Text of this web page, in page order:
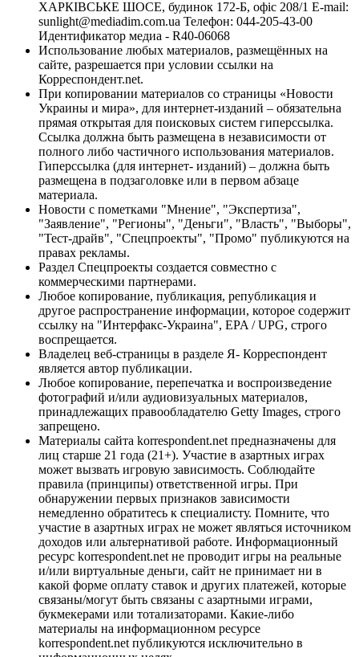
ХАРКІВСЬКЕ ШОСЕ, будинок 172-Б, офіс 208/1 E-mail:
sunlight@mediadim.com.ua Телефон: 044-205-43-00
Идентификатор медиа - R40-06068
Использование любых материалов, размещённых на
сайте, разрешается при условии ссылки на
Корреспондент.net.
При копировании материалов со страницы «Новости
Украины и мира», для интернет-изданий – обязательна
прямая открытая для поисковых систем гиперссылка.
Ссылка должна быть размещена в независимости от
полного либо частичного использования материалов.
Гиперссылка (для интернет- изданий) – должна быть
размещена в подзаголовке или в первом абзаце
материала.
Новости с пометками "Мнение", "Экспертиза",
"Заявление", "Регионы", "Деньги", "Власть", "Выборы",
"Тест-драйв", "Спецпроекты", "Промо" публикуются на
правах рекламы.
Раздел Спецпроекты создается совместно с
коммерческими партнерами.
Любое копирование, публикация, републикация и
другое распространение информации, которое содержит
ссылку на "Интерфакс-Украина", EPA / UPG, строго
воспрещается.
Владелец веб-страницы в разделе Я- Корреспондент
является автор публикации.
Любое копирование, перепечатка и воспроизведение
фотографий и/или аудиовизуальных материалов,
принадлежащих правообладателю Getty Images, строго
запрещено.
Материалы сайта korrespondent.net предназначены для
лиц старше 21 года (21+). Участие в азартных играх
может вызвать игровую зависимость. Соблюдайте
правила (принципы) ответственной игры. При
обнаружении первых признаков зависимости
немедленно обратитесь к специалисту. Помните, что
участие в азартных играх не может являться источником
доходов или альтернативой работе. Информационный
ресурс korrespondent.net не проводит игры на реальные
и/или виртуальные деньги, сайт не принимает ни в
какой форме оплату ставок и других платежей, которые
связаны/могут быть связаны с азартными играми,
букмекерами или тотализаторами. Какие-либо
материалы на информационном ресурсе
korrespondent.net публикуются исключительно в